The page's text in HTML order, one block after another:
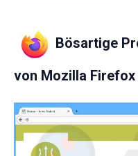
Bösartige
von Mozilla